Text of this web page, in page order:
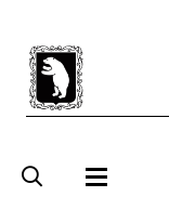
contingut